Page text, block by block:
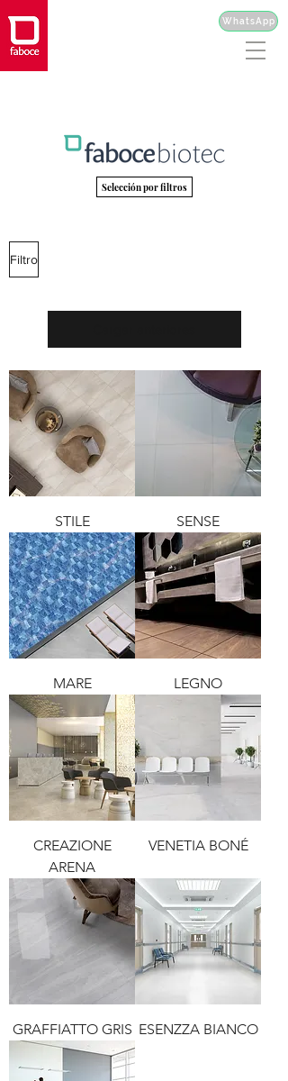
WhatsApp
Selección por filtros
Filtro
STILE SENSE
MARE LEGNO
CREAZIONE
ARENA
VENETIA BONÉ
GRAFFIATTO GRIS ESENZZA BIANCO